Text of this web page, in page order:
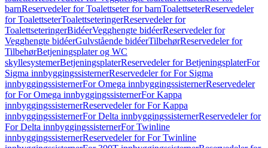
barnReservedeler for Toalettseter for barnToalettseterReservedeler
for ToalettseterToalettseteringerReservedeler for
ToalettseteringerBidéerVegghengte bidéerReservedeler for
Vegghengte bidéerGulvstående bidéerTilbehørReservedeler for
TilbehørBetjeningsplater og WC
skyllesystemerBetjeningsplaterReservedeler for BetjeningsplaterFor
Sigma innbyggingssisternerReservedeler for For Sigma
innbyggingssisternerFor Omega innbyggingssisternerReservedeler
for For Omega innbyggingssisternerFor Kappa
innbyggingssisternerReservedeler for For Kappa
innbyggingssisternerFor Delta innbyggingssisternerReservedeler for
For Delta innbyggingssisternerFor Twinline
innbyggingssisternerReservedeler for For Twinline